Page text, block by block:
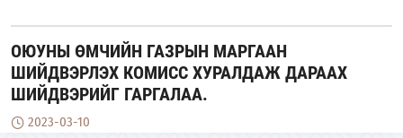
ОЮУНЫ ӨМЧИЙН ГАЗРЫН МАРГААН
ШИЙДВЭРЛЭХ КОМИСС ХУРАЛДАЖ ДАРААХ
ШИЙДВЭРИЙГ ГАРГАЛАА.
2023-03-10